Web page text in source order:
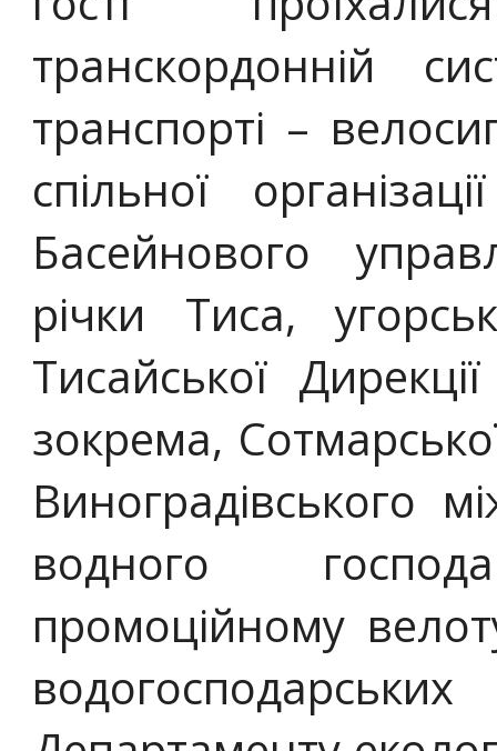
транскордонній
транспорті –
спільної
Басейнового
річки Тиса,
Тисайської
зокрема,
Виноградівського
водного
промоційному